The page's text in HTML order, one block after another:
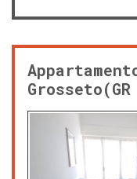
Grosseto(GR